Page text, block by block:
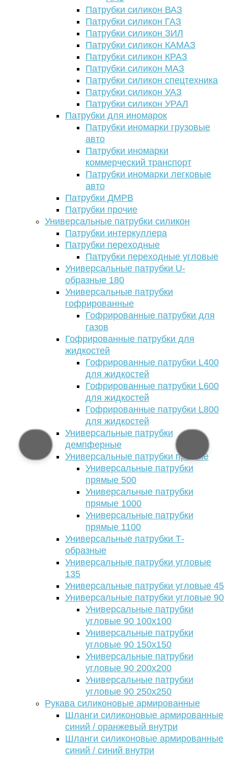
Патрубки силикон ВАЗ
Патрубки силикон ГАЗ
Патрубки силикон ЗИЛ
Патрубки силикон КАМАЗ
Патрубки силикон КРАЗ
Патрубки силикон МАЗ
Патрубки силикон спецтехника
Патрубки силикон УАЗ
Патрубки силикон УРАЛ
Патрубки для иномарок
Патрубки иномарки грузовые
авто
Патрубки иномарки
коммерческий транспорт
Патрубки иномарки легковые
авто
Патрубки ДМРВ
Патрубки прочие
Универсальные патрубки силикон
Патрубки интеркуллера
Патрубки переходные
Патрубки переходные угловые
Универсальные патрубки U-
образные 180
Универсальные патрубки
гофрированные
Гофрированные патрубки для
газов
Гофрированные патрубки для
жидкостей
Гофрированные патрубки L400
для жидкостей
Гофрированные патрубки L600
для жидкостей
Гофрированные патрубки L800
для жидкостей
Универсальные патрубки
демпферные
Универсальные патрубки прямые
Универсальные патрубки
прямые 500
Универсальные патрубки
прямые 1000
Универсальные патрубки
прямые 1100
Универсальные патрубки Т-
образные
Универсальные патрубки угловые
135
Универсальные патрубки угловые 45
Универсальные патрубки угловые 90
Универсальные патрубки
угловые 90 100х100
Универсальные патрубки
угловые 90 150х150
Универсальные патрубки
угловые 90 200х200
Универсальные патрубки
угловые 90 250х250
Рукава силиконовые армированные
Шланги силиконовые армированные
синий / оранжевый внутри
Шланги силиконовые армированные
синий / синий внутри